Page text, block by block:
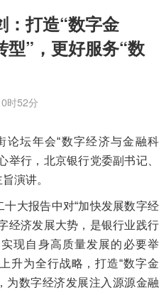
：打造“数字金
型”，更好服务“数
时52分
坛年会“数字经济与金融科
举行，北京银行党委副书记、
演讲。
大报告中对“加快发展数字经
经济发展大势，是银行业践行
现自身高质量发展的必要举
升为全行战略，打造“数字金
为数字经济发展注入源源金融